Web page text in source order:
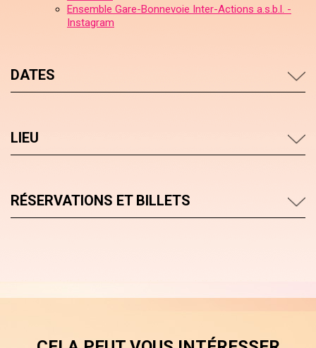
Ensemble Gare-Bonnevoie Inter-Actions a.s.b.l. -
Instagram
DATES
LIEU
RÉSERVATIONS ET BILLETS